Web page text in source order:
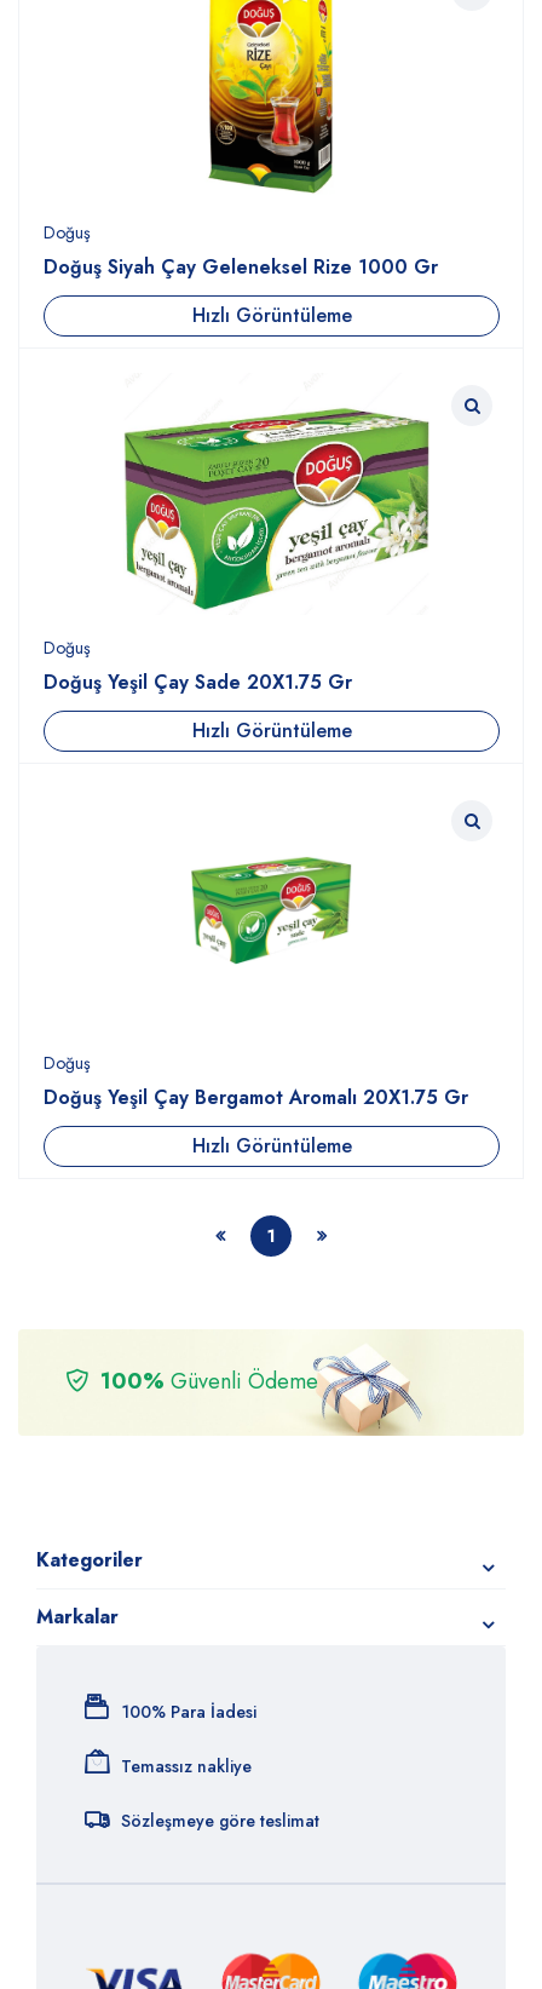
Doğuş
Doğuş Siyah Çay Geleneksel Rize 1000 Gr
Hızlı Görüntüleme
Doğuş
Doğuş Yeşil Çay Sade 20X1.75 Gr
Hızlı Görüntüleme
Doğuş
Doğuş Yeşil Çay Bergamot Aromalı 20X1.75 Gr
Hızlı Görüntüleme
1
100% Güvenli Ödeme
Kategoriler
Markalar
100% Para İadesi
Temassız nakliye
Sözleşmeye göre teslimat